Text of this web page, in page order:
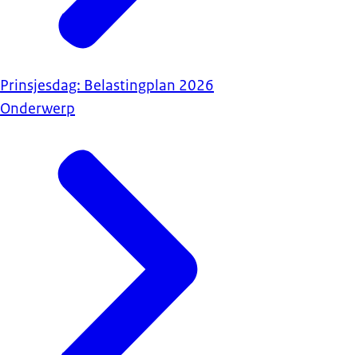
Prinsjesdag: Belastingplan 2026
Onderwerp